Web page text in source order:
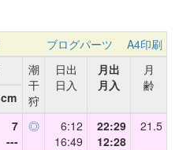
ブログパーツ
A4印刷
潮
干
狩
日出
日入
月出
月入
月
齢
cm
7
---
◎
6:12
16:49
22:29
12:28
21.5